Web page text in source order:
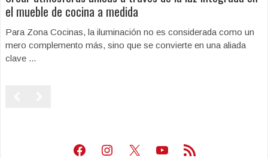
el mueble de cocina a medida
Para Zona Cocinas, la iluminación no es considerada como un
mero complemento más, sino que se convierte en una aliada
clave ...
Facebook
Instagram
X Youtube
Feed RSS